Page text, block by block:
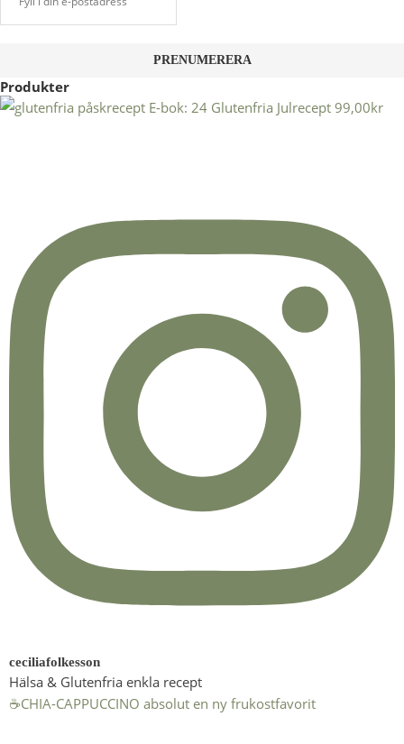
Produkter
E-bok: 24 Glutenfria Julrecept 99,00kr
ceciliafolkesson
Hälsa & Glutenfria enkla recept
☕️CHIA-CAPPUCCINO absolut en ny frukostfavorit